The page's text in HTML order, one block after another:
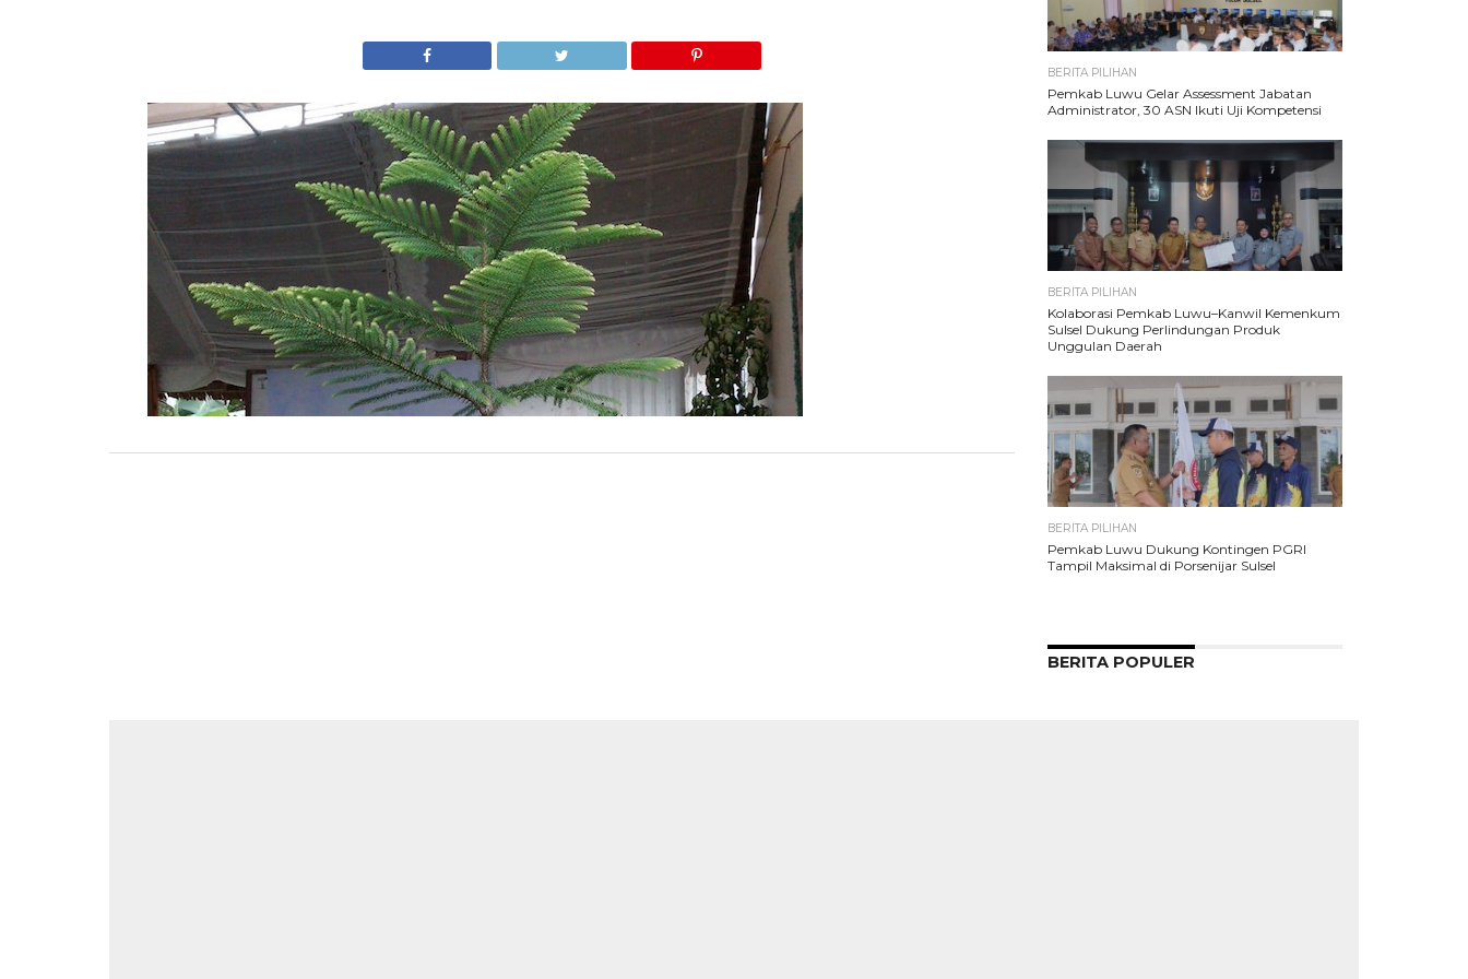
BERITA PILIHAN
Pemkab Luwu Gelar Assessment Jabatan
Administrator, 30 ASN Ikuti Uji Kompetensi
BERITA PILIHAN
Kolaborasi Pemkab Luwu–Kanwil Kemenkum
Sulsel Dukung Perlindungan Produk
Unggulan Daerah
BERITA PILIHAN
Pemkab Luwu Dukung Kontingen PGRI
Tampil Maksimal di Porsenijar Sulsel
BERITA POPULER